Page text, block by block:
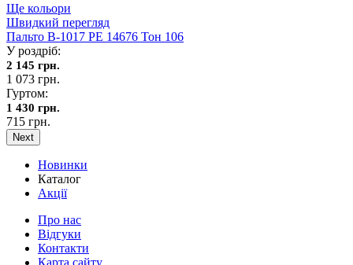
Ще кольори
Швидкий перегляд
Пальто В-1017 PE 14676 Тон 106
У роздріб:
2 145 грн.
1 073 грн.
Гуртом:
1 430 грн.
715 грн.
Next
Новинки
Каталог
Акції
Про нас
Відгуки
Контакти
Карта сайту